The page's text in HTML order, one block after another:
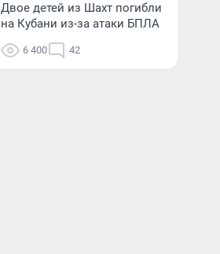
Двое детей из Шахт погибли
на Кубани из-за атаки БПЛА
6 400 42